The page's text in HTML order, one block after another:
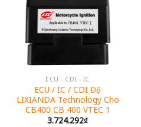
ECU - CDI - IC
ECU / IC / CDI Độ
LIXIANDA Technology Cho
CB400 CB 400 VTEC 1
3.724.292₫